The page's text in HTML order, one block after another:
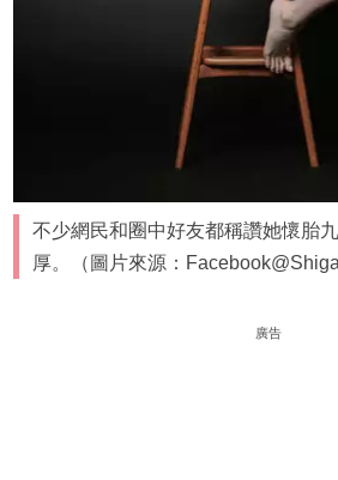
不少網民和圈中好友都稱讚她懷胎
厚。（圖片來源：
廣告